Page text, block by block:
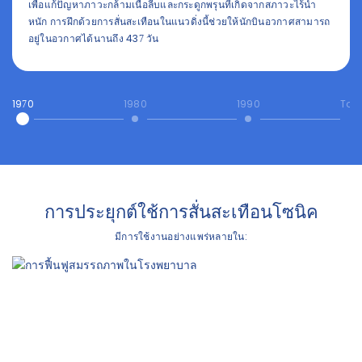
เพื่อแก้ปัญหาภาวะกล้ามเนื้อลีบและกระดูกพรุนที่เกิดจากสภาวะไร้น้ำ
หนัก การฝึกด้วยการสั่นสะเทือนในแนวดิ่งนี้ช่วยให้นักบินอวกาศสามารถ
อยู่ในอวกาศได้นานถึง 437 วัน
1970 1980 1990
การประยุกต์ใช้การสั่นสะเทือนโซนิค
มีการใช้งานอย่างแพร่หลายใน: